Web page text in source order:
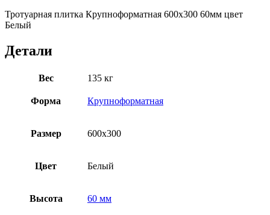
Тротуарная плитка Крупноформатная 600х300 60мм цвет
Белый
Детали
Вес 135 кг
Форма Крупноформатная
Размер 600х300
Цвет Белый
Высота 60 мм